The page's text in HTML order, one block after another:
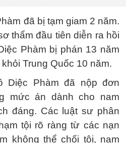
đã bị tạm giam 2 năm.
thẩm đầu tiên diễn ra hồi
Phàm bị phán 13 năm
Trung Quốc 10 năm.
Diệc Phàm đã nộp đơn
mức án dành cho nam
đáng. Các luật sư phân
tội rõ ràng từ các nạn
không thể chối tội, nam